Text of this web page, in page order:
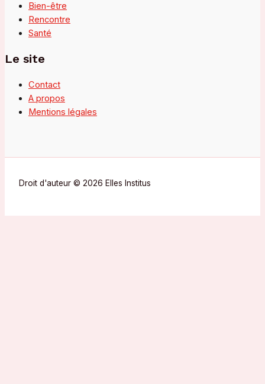
Bien-être
Rencontre
Santé
Le site
Contact
A propos
Mentions légales
Droit d'auteur © 2026 Elles Institus